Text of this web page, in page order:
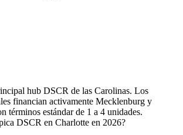
hub DSCR de las Carolinas. Los
financian activamente Mecklenburg y
términos estándar de 1 a 4 unidades.
DSCR en Charlotte en 2026?